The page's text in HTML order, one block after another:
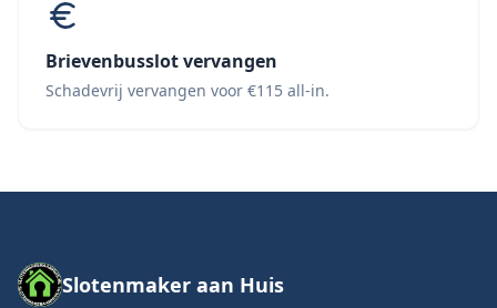
Brievenbusslot vervangen
Schadevrij vervangen voor €115 all-in.
Slotenmaker aan Huis